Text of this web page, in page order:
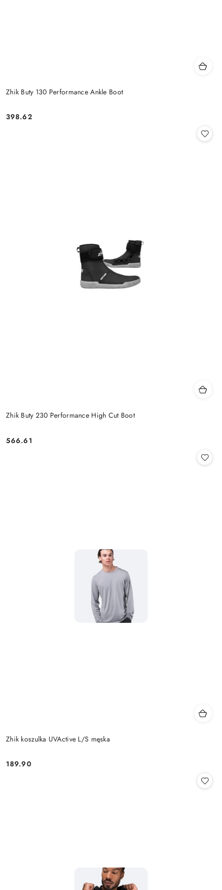
Zhik Buty 130 Performance Ankle Boot
Cena:
398.62
Zhik Buty 230 Performance High Cut Boot
Cena:
566.61
Zhik koszulka UVActive L/S męska
Cena:
189.90